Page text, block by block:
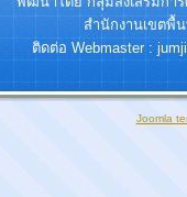
สำนักงานเขตพื้
ติดต่อ Webmaster :
Joomla